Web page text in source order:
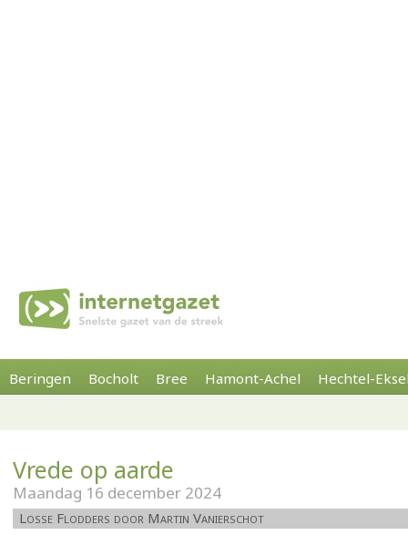
Beringen Bocholt Bree Hamont-Achel Hechtel-
Vrede op aarde
Maandag 16 december 2024
Losse Flodders door Martin Vanierschot